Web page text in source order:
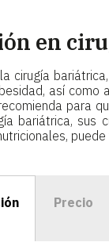
en
cirugía
así como
para
bariátrica, sus
Precio